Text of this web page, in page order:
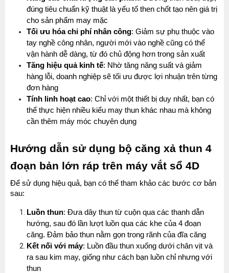
đúng tiêu chuẩn kỹ thuật là yếu tố then chốt tạo nên giá trị
cho sản phẩm may mặc
Tối ưu hóa chi phí nhân công: Giảm sự phụ thuộc vào
tay nghề công nhân, người mới vào nghề cũng có thể
vận hành dễ dàng, từ đó chủ động hơn trong sản xuất
Tăng hiệu quả kinh tế: Nhờ tăng năng suất và giảm
hàng lỗi, doanh nghiệp sẽ tối ưu được lợi nhuận trên từng
đơn hàng
Tính linh hoạt cao: Chỉ với một thiết bị duy nhất, bạn có
thể thực hiện nhiều kiểu may thun khác nhau mà không
cần thêm máy móc chuyên dụng
Hướng dẫn sử dụng bộ căng xả thun 4
đoạn bản lớn ráp trên máy vắt sổ 4D
Để sử dụng hiệu quả, bạn có thể tham khảo các bước cơ bản
sau:
Luồn thun: Đưa dây thun từ cuộn qua các thanh dẫn
hướng, sau đó lần lượt luồn qua các khe của 4 đoạn
căng. Đảm bảo thun nằm gọn trong rãnh của đĩa căng
Kết nối với máy: Luồn đầu thun xuống dưới chân vịt và
ra sau kim may, giống như cách bạn luồn chỉ nhưng với
thun